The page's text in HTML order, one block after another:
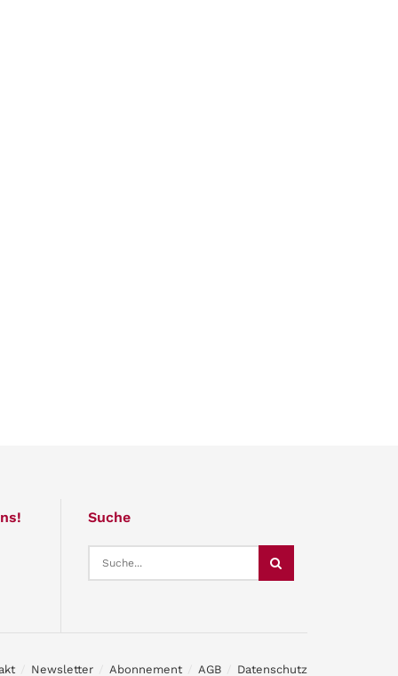
Suche
Newsletter Abonnement AGB Datenschutz